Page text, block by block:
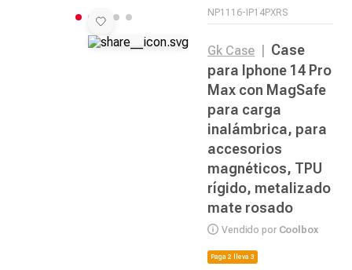
NP1116-IP14PXRS
Gk Case
Case
para Iphone 14 Pro
Max con MagSafe
para carga
inalámbrica, para
accesorios
magnéticos, TPU
rígido, metalizado
mate rosado
Vendido por Coolbox
Paga 2 lleva 3